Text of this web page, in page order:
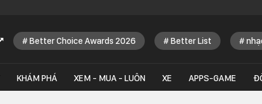
Better Choice Awards 2026 Better List
KHÁM PHÁ XEM - MUA - LUÔN XE APPS-GAME